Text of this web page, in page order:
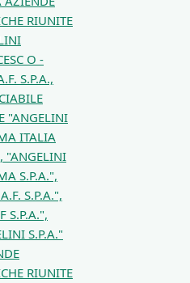
RIUNITE
O -
S.P.A.,
"ANGELINI
ITALIA
"ANGELINI
S.P.A.",
S.P.A.",
S.P.A.",
S.P.A."
RIUNITE